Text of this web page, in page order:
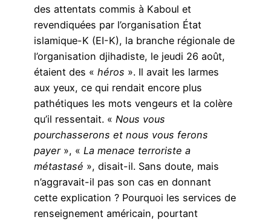
des attentats commis à Kaboul et
revendiquées par l’organisation État
islamique-K (EI-K), la branche régionale de
l’organisation djihadiste, le jeudi 26 août,
étaient des « héros ». Il avait les larmes
aux yeux, ce qui rendait encore plus
pathétiques les mots vengeurs et la colère
qu’il ressentait. « Nous vous
pourchasserons et nous vous ferons
payer», « La menace terroriste a
métastasé », disait-il. Sans doute, mais
n’aggravait-il pas son cas en donnant
cette explication ? Pourquoi les services de
renseignement américain, pourtant